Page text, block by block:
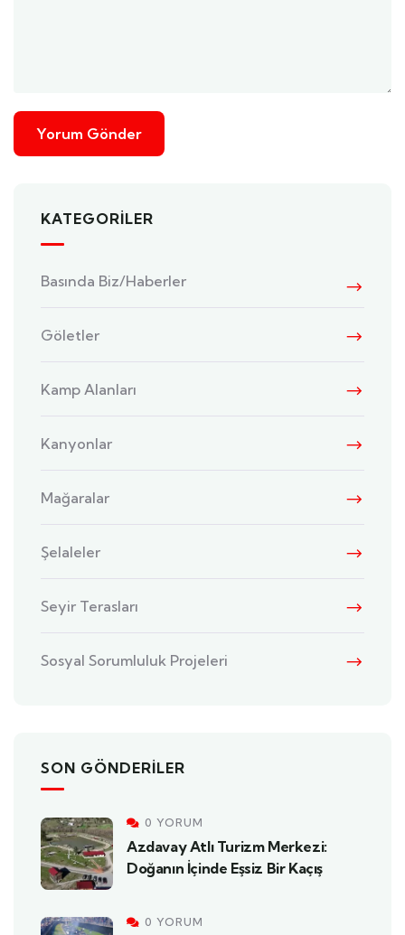
KATEGORILER
Basında Biz/Haberler
Göletler
Kamp Alanları
Kanyonlar
Mağaralar
Şelaleler
Seyir Terasları
Sosyal Sorumluluk Projeleri
SON GÖNDERILER
0 YORUM
Azdavay Atlı Turizm Merkezi:
Doğanın İçinde Eşsiz Bir Kaçış
0 YORUM